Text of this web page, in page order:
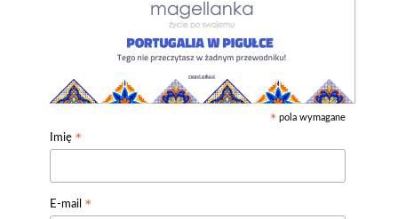
* pola wymagane
Imię *
E-mail *